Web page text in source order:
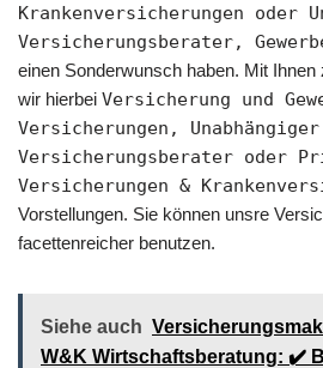
Krankenversicherungen oder
Versicherungsberater,
einen Sonderwunsch haben. Mit
wir hierbei Versicherung und
Versicherungen, Unabhängiger
Versicherungsberater oder
Versicherungen &
Vorstellungen. Sie können unsre
facettenreicher benutzen.
Siehe auch
W&K Wirtschaftsberatung: ✔️